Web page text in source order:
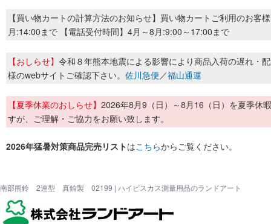
【買い物カートの計算方法のお知らせ】買い物カートご利用のお客
月:14:00まで 【電話受付時間】4月～8月:9:00～17:00まで
【おしらせ】 令和８年熊本地震による影響により商品入荷の遅れ・
様のwebサイトご確認下さい。 佐川急便／福山通運
【夏季休業のおしらせ】 2026年8月9（日）～8月16（日）を夏季休
すが、ご理解・ご協力をお願い致します。
2026年猛暑対策商品完売リストはこちらからご覧ください。
南部熊鈴 2連型 真鍮製 02199 | ハイビスカス測量用品のランドアート